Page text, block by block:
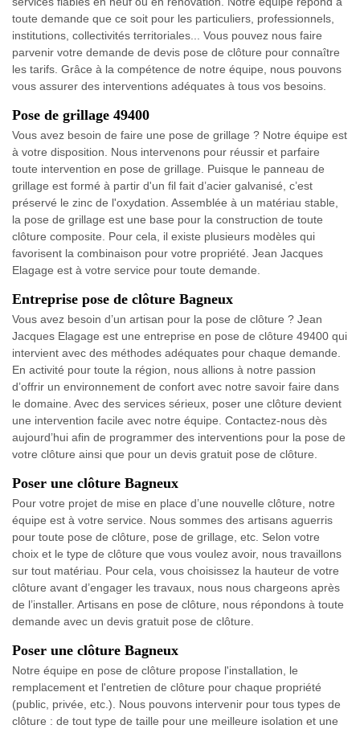
toute demande que ce soit pour les particuliers, professionnels,
institutions, collectivités territoriales... Vous pouvez nous faire
parvenir votre demande de devis pose de clôture pour connaître
les tarifs. Grâce à la compétence de notre équipe, nous pouvons
vous assurer des interventions adéquates à tous vos besoins.
Pose de grillage 49400
Vous avez besoin de faire une pose de grillage ? Notre équipe est
à votre disposition. Nous intervenons pour réussir et parfaire
toute intervention en pose de grillage. Puisque le panneau de
grillage est formé à partir d'un fil fait d’acier galvanisé, c’est
préservé le zinc de l'oxydation. Assemblée à un matériau stable,
la pose de grillage est une base pour la construction de toute
clôture composite. Pour cela, il existe plusieurs modèles qui
favorisent la combinaison pour votre propriété. Jean Jacques
Elagage est à votre service pour toute demande.
Entreprise pose de clôture Bagneux
Vous avez besoin d’un artisan pour la pose de clôture ? Jean
Jacques Elagage est une entreprise en pose de clôture 49400 qui
intervient avec des méthodes adéquates pour chaque demande.
En activité pour toute la région, nous allions à notre passion
d’offrir un environnement de confort avec notre savoir faire dans
le domaine. Avec des services sérieux, poser une clôture devient
une intervention facile avec notre équipe. Contactez-nous dès
aujourd’hui afin de programmer des interventions pour la pose de
votre clôture ainsi que pour un devis gratuit pose de clôture.
Poser une clôture Bagneux
Pour votre projet de mise en place d’une nouvelle clôture, notre
équipe est à votre service. Nous sommes des artisans aguerris
pour toute pose de clôture, pose de grillage, etc. Selon votre
choix et le type de clôture que vous voulez avoir, nous travaillons
sur tout matériau. Pour cela, vous choisissez la hauteur de votre
clôture avant d’engager les travaux, nous nous chargeons après
de l’installer. Artisans en pose de clôture, nous répondons à toute
demande avec un devis gratuit pose de clôture.
Poser une clôture Bagneux
Notre équipe en pose de clôture propose l'installation, le
remplacement et l'entretien de clôture pour chaque propriété
(public, privée, etc.). Nous pouvons intervenir pour tous types de
clôture : de tout type de taille pour une meilleure isolation et une